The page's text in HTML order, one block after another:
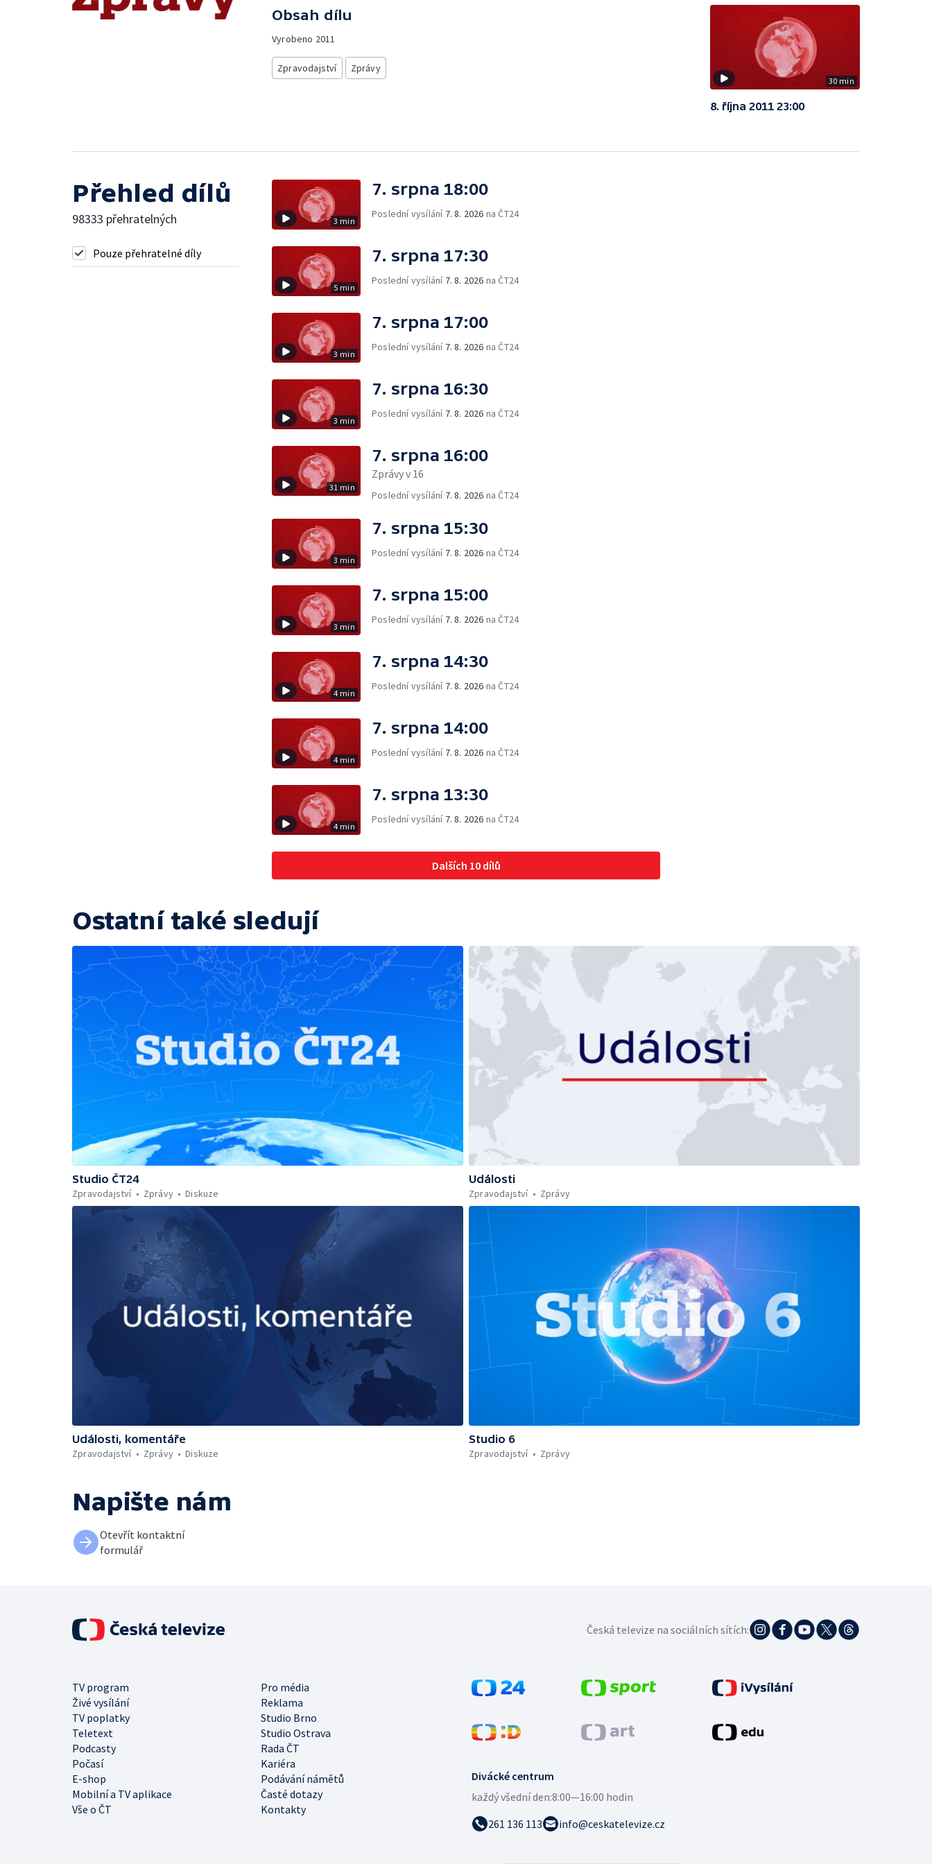
Obsah dílu
Vyrobeno 2011
Zpravodajství Zprávy
30 min
8. října 2011 23:00
Přehled dílů
98333 přehratelných
Pouze přehratelné díly
3 min
7. srpna 18:00
Poslední vysílání 7. 8. 2026 na ČT24
5 min
7. srpna 17:30
Poslední vysílání 7. 8. 2026 na ČT24
3 min
7. srpna 17:00
Poslední vysílání 7. 8. 2026 na ČT24
3 min
7. srpna 16:30
Poslední vysílání 7. 8. 2026 na ČT24
31 min
7. srpna 16:00
Zprávy v 16
Poslední vysílání 7. 8. 2026 na ČT24
3 min
7. srpna 15:30
Poslední vysílání 7. 8. 2026 na ČT24
3 min
7. srpna 15:00
Poslední vysílání 7. 8. 2026 na ČT24
4 min
7. srpna 14:30
Poslední vysílání 7. 8. 2026 na ČT24
4 min
7. srpna 14:00
Poslední vysílání 7. 8. 2026 na ČT24
4 min
7. srpna 13:30
Poslední vysílání 7. 8. 2026 na ČT24
Dalších 10 dílů
Ostatní také sledují
Studio ČT24
Zpravodajství
Zprávy Diskuze
Události
Zpravodajství
Zprávy
Události, komentáře
Zpravodajství
Zprávy Diskuze
Studio 6
Zpravodajství
Zprávy
Napište nám
Otevřít kontaktní
formulář
Divácké centrum
každý všední den:8:00—16:00 hodin
261 136 113
info@ceskatelevize.cz
TV program
Pro média
Živé vysílání
Reklama
TV poplatky
Studio Brno
Teletext
Studio Ostrava
Podcasty
Rada ČT
Počasí
Kariéra
E-shop
Podávání námětů
Mobilní a TV aplikace
Časté dotazy
Vše o ČT
Kontakty
Česká televize na sociálních sítích: